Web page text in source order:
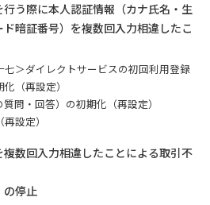
う際に本人認証情報（カナ氏名・生
暗証番号）を複数回入力相違したこ
＞ダイレクトサービスの初回利用登録
（再設定）
問・回答）の初期化（再設定）
設定）
数回入力相違したことによる取引不
停止